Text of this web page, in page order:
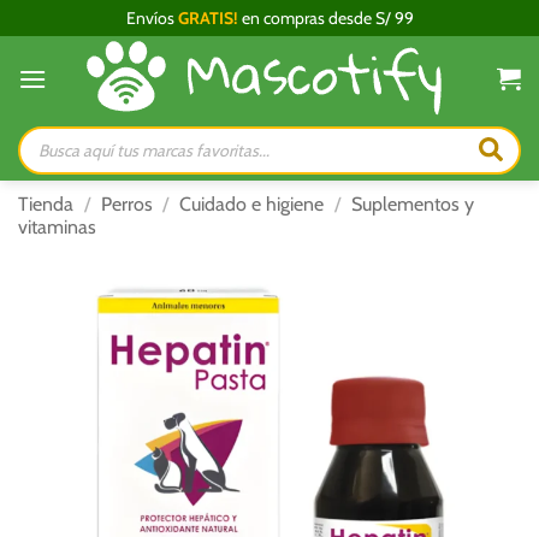
al
contenido
EnvíosGRATIS! en compras desde S/ 99
Búsqueda
de
productos
Tienda / Perros / Cuidado e higiene / Suplementos y
vitaminas